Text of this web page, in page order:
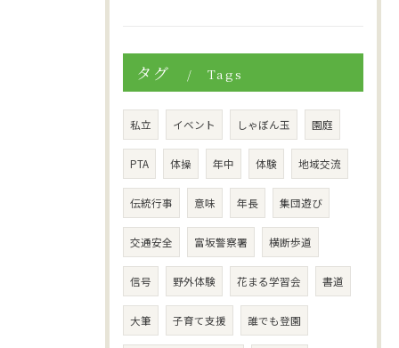
タグ Tags
私立 イベント しゃぼん玉 園庭
PTA 体操 年中 体験 地域交流
伝統行事 意味 年長 集団遊び
交通安全 富坂警察署 横断歩道
信号 野外体験 花まる学習会 書道
大筆 子育て支援 誰でも登園